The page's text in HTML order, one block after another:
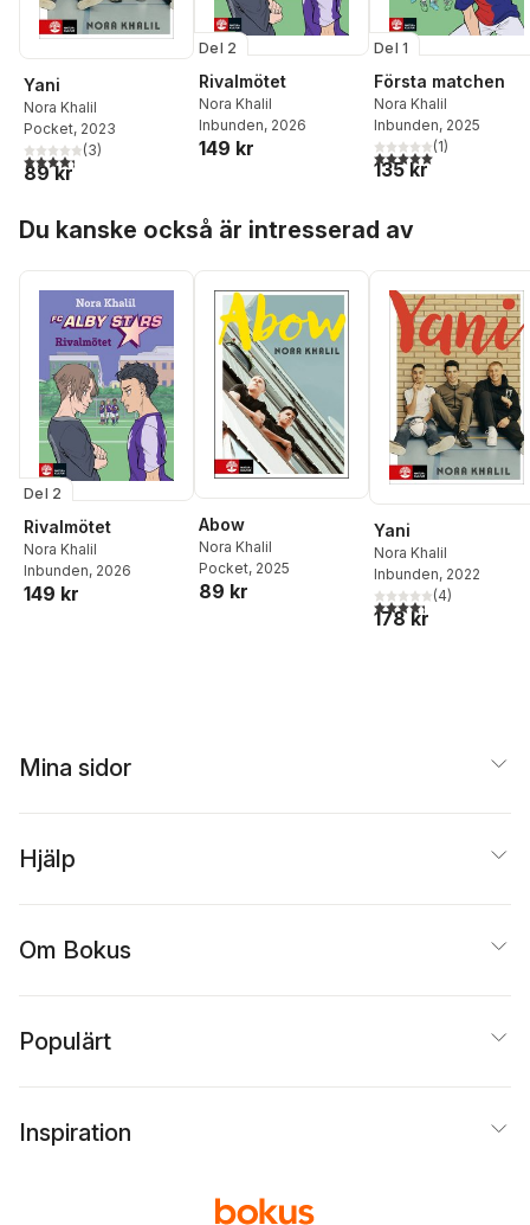
Yani
Nora Khalil
Pocket, 2023
4,3utav 5 stjärnor. Totalt antal röster:
(3)
89 kr
Del 2
Rivalmötet
Nora Khalil
Inbunden, 2026
149 kr
Del 1
Första matchen
Nora Khalil
Inbunden, 2025
5,0utav 5 stjärnor.
(1)
135 kr
Du kanske också är intresserad av
Del 2
Rivalmötet
Nora Khalil
Inbunden, 2026
149 kr
Abow
Nora Khalil
Pocket, 2025
89 kr
Yani
Nora Khalil
Inbunden, 2022
4,3utav 5 stjärnor.
(4)
178 kr
Mina sidor
Hjälp
Om Bokus
Populärt
Inspiration